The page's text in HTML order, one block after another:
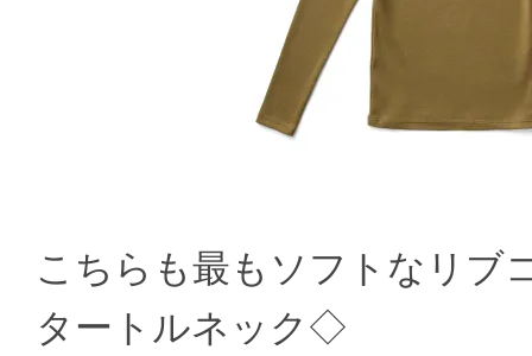
こちらも最もソフトなリブ
タートルネック◇